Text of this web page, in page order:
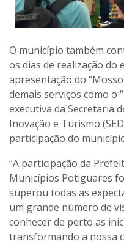
O município também
os dias de realização do
apresentação do
demais serviços como o
executiva da Secretaria
Inovação e Turismo
participação do
“A participação da
Municípios Potiguares
superou todas as
um grande número de
conhecer de perto as
transformando a nossa